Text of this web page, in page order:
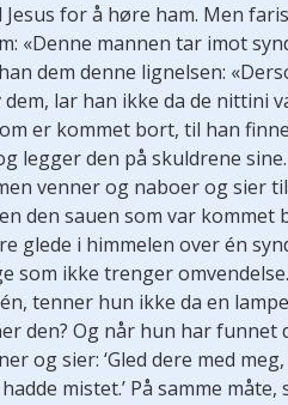
for å høre ham. Men
«Denne mannen tar imot
dem denne lignelsen:
lar han ikke da de nittini
er kommet bort, til han
legger den på skuldrene sine.
venner og naboer og sier
den sauen som var kommet
glede i himmelen over én
som ikke trenger
tenner hun ikke da en
den? Og når hun har funnet
og sier: ‘Gled dere med
mistet.’ På samme måte,